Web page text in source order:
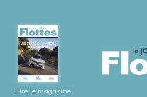
Lire le magazine